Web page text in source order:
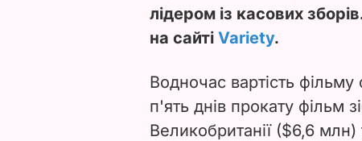
лідером із касових
на сайті Variety.
Водночас вартість
п'ять днів прокату фільм
Великобританії ($6,6